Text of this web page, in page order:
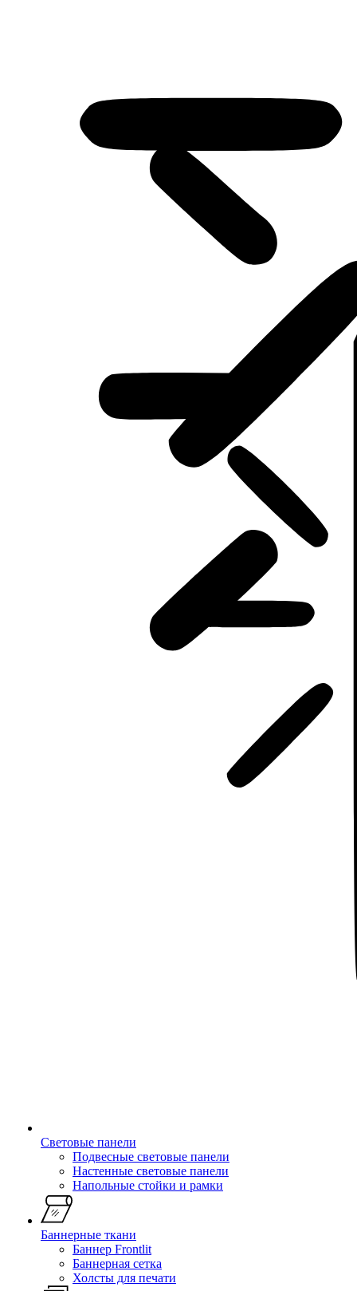
Световые панели
Подвесные световые панели
Настенные световые панели
Напольные стойки и рамки
Баннерные ткани
Баннер Frontlit
Баннерная сетка
Холсты для печати